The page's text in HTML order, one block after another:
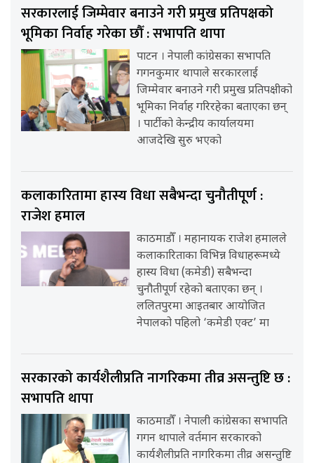
सरकारलाई जिम्मेवार बनाउने गरी प्रमुख प्रतिपक्षको
भूमिका निर्वाह गरेका छौँ : सभापति थापा
पाटन । नेपाली कांग्रेसका सभापति
गगनकुमार थापाले सरकारलाई
जिम्मेवार बनाउने गरी प्रमुख प्रतिपक्षीको
भूमिका निर्वाह गरिरहेका बताएका छन्
। पार्टीको केन्द्रीय कार्यालयमा
आजदेखि सुरु भएको
कलाकारितामा हास्य विधा सबैभन्दा चुनौतीपूर्ण :
राजेश हमाल
काठमाडौँ । महानायक राजेश हमालले
कलाकारिताका विभिन्न विधाहरूमध्ये
हास्य विधा (कमेडी) सबैभन्दा
चुनौतीपूर्ण रहेको बताएका छन् ।
ललितपुरमा आइतबार आयोजित
नेपालको पहिलो ‘कमेडी एक्ट’ मा
सरकारको कार्यशैलीप्रति नागरिकमा तीव्र असन्तुष्टि छ :
सभापति थापा
काठमाडौँ । नेपाली कांग्रेसका सभापति
गगन थापाले वर्तमान सरकारको
कार्यशैलीप्रति नागरिकमा तीव्र असन्तुष्टि